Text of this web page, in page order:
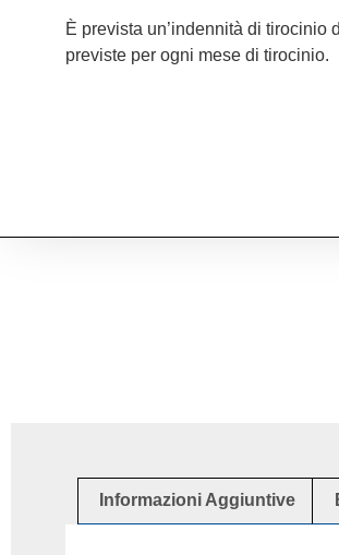
È prevista un’indennità di tirocinio
previste per ogni mese di tirocinio.
Informazioni Aggiuntive